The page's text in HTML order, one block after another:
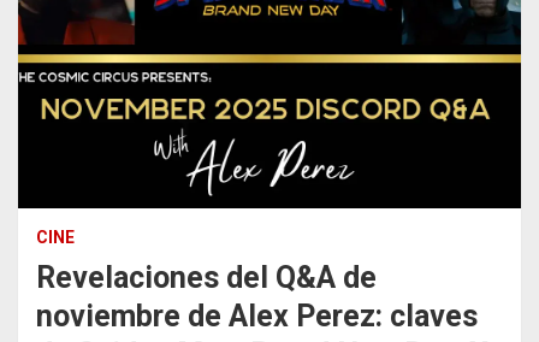
CINE
Revelaciones del Q&A de
noviembre de Alex Perez: claves